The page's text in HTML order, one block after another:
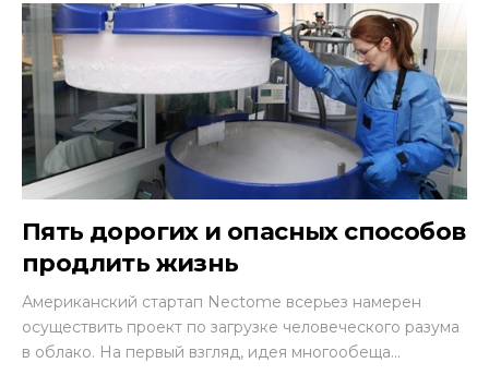
Пять дорогих и опасных способов
продлить жизнь
Американский стартап Nectome всерьез намерен
осуществить проект по загрузке человеческого разума
в облако. На первый взгляд, идея многообеща...